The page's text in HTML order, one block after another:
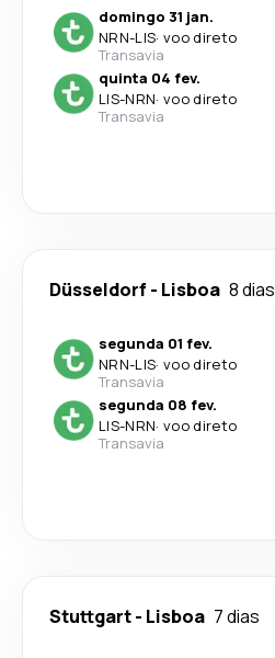
domingo 31 jan.
NRN-LIS· voo direto
Transavia
quinta 04 fev.
LIS-NRN· voo direto
Transavia
Düsseldorf - Lisboa 8 dias
segunda 01 fev.
NRN-LIS· voo direto
Transavia
segunda 08 fev.
LIS-NRN· voo direto
Transavia
Stuttgart- Lisboa 7 dias